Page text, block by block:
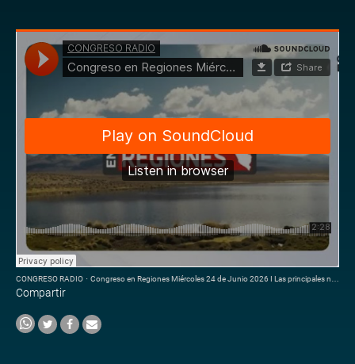
CONGRESO RADIO · Congreso en Regiones Miércoles 24 de Junio 2026 I Las principales normas dadas por el parlamento
Compartir